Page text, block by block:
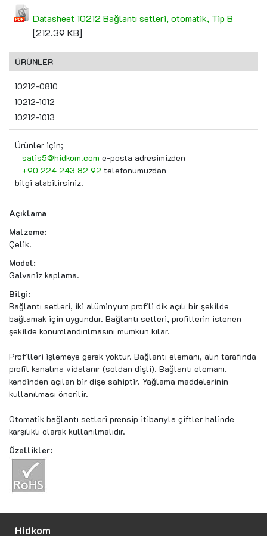
Datasheet 10212 Bağlantı setleri, otomatik, Tip B
[212.39 KB]
ÜRÜNLER
10212-0810
10212-1012
10212-1013
Ürünler için;
satis5@hidkom.com e-posta adresimizden
+90 224 243 82 92 telefonumuzdan
bilgi alabilirsiniz.
Açıklama
Malzeme:
Çelik.
Model:
Galvaniz kaplama.
Bilgi:
Bağlantı setleri, iki alüminyum profili dik açılı bir şekilde
bağlamak için uygundur. Bağlantı setleri, profillerin istenen
şekilde konumlandırılmasını mümkün kılar.
Profilleri işlemeye gerek yoktur. Bağlantı elemanı, alın tarafında
profil kanalına vidalanır (soldan dişli). Bağlantı elemanı,
kendinden açılan bir dişe sahiptir. Yağlama maddelerinin
kullanılması önerilir.
Otomatik bağlantı setleri prensip itibarıyla çiftler halinde
karşılıklı olarak kullanılmalıdır.
Özellikler:
Hidkom